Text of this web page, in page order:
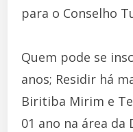
para o Conselho
Quem pode se
anos; Residir há
Biritiba Mirim e
01 ano na área da